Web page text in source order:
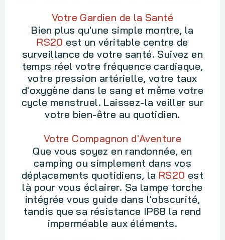
Votre Gardien de la Santé
Bien plus qu'une simple montre, la
RS20 est un véritable centre de
surveillance de votre santé. Suivez en
temps réel votre fréquence cardiaque,
votre pression artérielle, votre taux
d'oxygène dans le sang et même votre
cycle menstruel. Laissez-la veiller sur
votre bien-être au quotidien.
Votre Compagnon d'Aventure
Que vous soyez en randonnée, en
camping ou simplement dans vos
déplacements quotidiens, la RS20 est
là pour vous éclairer. Sa lampe torche
intégrée vous guide dans l'obscurité,
tandis que sa résistance IP68 la rend
imperméable aux éléments.